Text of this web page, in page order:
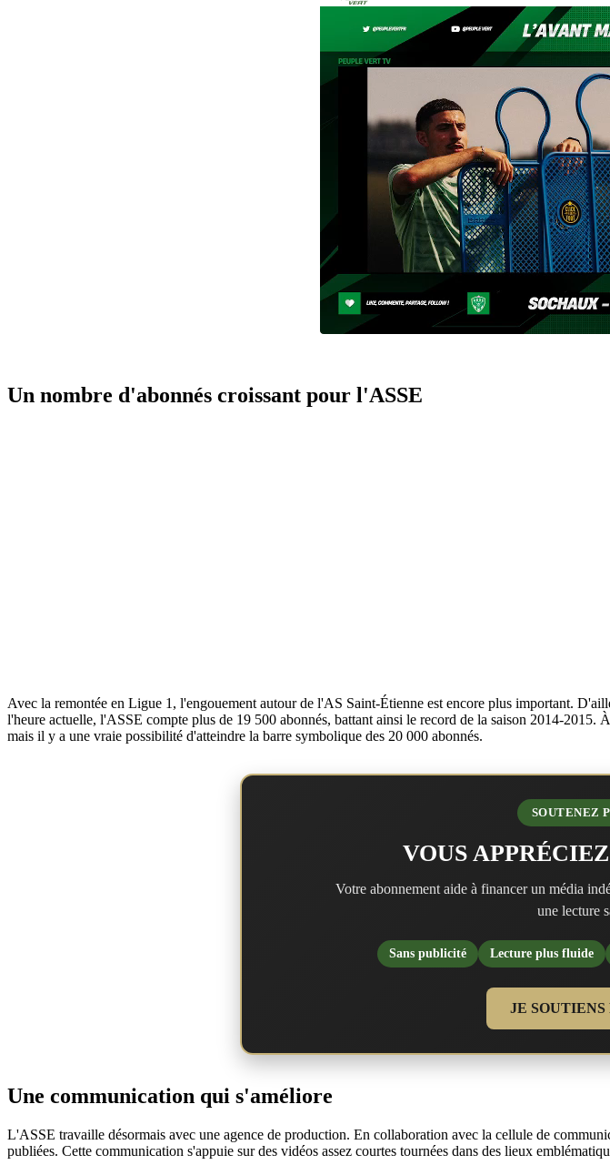
Un nombre d'abonnés croissant pour l'ASSE
Avec la remontée en Ligue 1, l'engouement autour de l'AS Saint-Étienne est encore plus important.
l'heure actuelle, l'ASSE compte plus de 19 500 abonnés, battant ainsi le record de la saison 2014-
mais il y a une vraie possibilité d'atteindre la barre symbolique des 20 000 abonnés.
SOUTENEZ
VOUS
Votre abonnement aide à financer un média
une lecture
Sans publicité Lecture plus fluide
JE
Une communication qui s'améliore
L'ASSE travaille désormais avec une agence de production. En collaboration avec la cellule de
publiées. Cette communication s'appuie sur des vidéos assez courtes tournées dans des lieux